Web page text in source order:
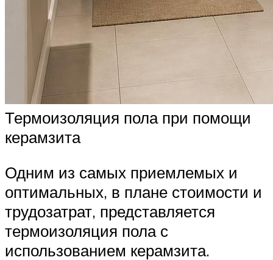
Термоизоляция пола при помощи
керамзита
Одним из самых приемлемых и
оптимальных, в плане стоимости и
трудозатрат, представляется
термоизоляция пола с
использованием керамзита.